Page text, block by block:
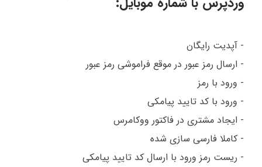
- آپدیت رایگان
- ارسال رمز عبور در موقع فراموشی رمز عبور
- ورود با رمز
- ورود با کد تایید پیامکی
- ایجاد مشتری در فاکتور ووکامرس
- کاملا فارسی سازی شده
- ریست رمز ورود با ارسال کد تایید پیامکی